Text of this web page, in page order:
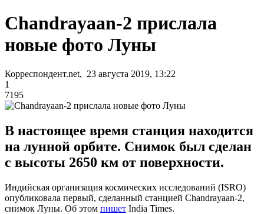
Chandrayaan-2 прислала
новые фото Луны
Корреспондент.net, 23 августа 2019, 13:22
1
7195
В настоящее время станция находится
на лунной орбите. Снимок был сделан
с высоты 2650 км от поверхности.
Индийская организация космических исследований (ISRO)
опубликовала первый, сделанный станцией Chandrayaan-2,
снимок Луны. Об этом пишет India Times.